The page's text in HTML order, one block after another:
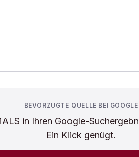
BEVORZUGTE QUELLE BEI GOOGLE
in Ihren Google-
Ein Klick genügt.